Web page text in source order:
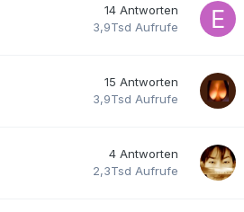
14 Antworten
3,9Tsd Aufrufe
15 Antworten
3,9Tsd Aufrufe
4 Antworten
2,3Tsd Aufrufe